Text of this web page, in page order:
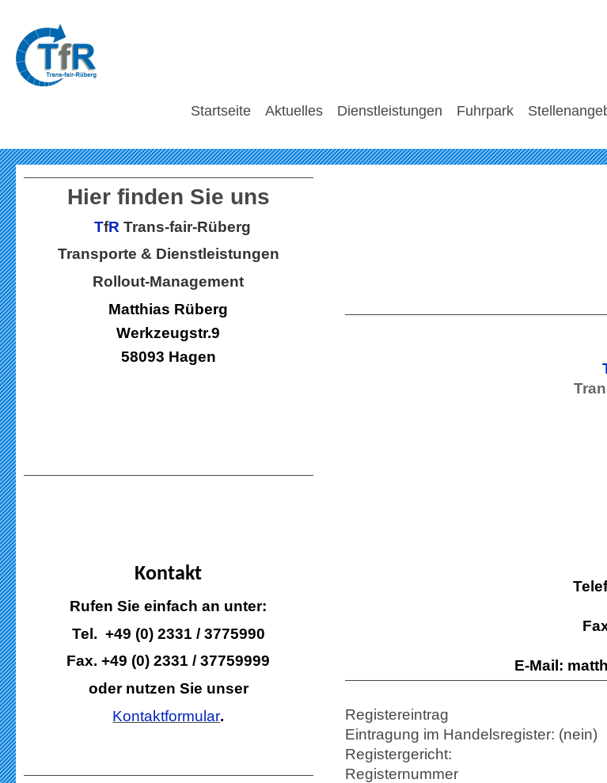
Startseite Aktuelles Dienstleistungen Fuhrpark
E-Mail:
Registereintrag
Eintragung im Handelsregister: (nein)
Registergericht:
Registernummer
Hier finden Sie uns
TfR Trans-fair-Rüberg
Transporte & Dienstleistungen
Rollout-Management
Matthias Rüberg
Werkzeugstr.9
58093 Hagen
Kontakt
Rufen Sie einfach an unter:
Tel. +49 (0) 2331 / 3775990
Fax. +49 (0) 2331 / 37759999
oder nutzen Sie unser
Kontaktformular.